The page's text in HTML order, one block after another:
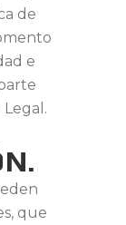
de
e
que